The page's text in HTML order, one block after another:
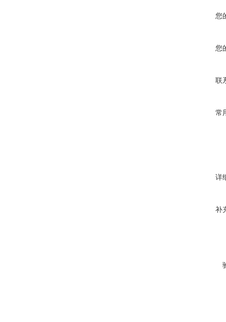
您
您
联
常
详
补